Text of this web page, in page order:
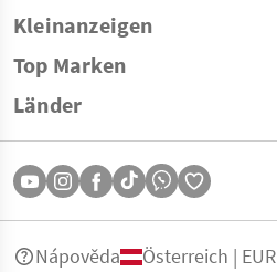
Kleinanzeigen
Top Marken
Länder
Nápověda Österreich | EUR